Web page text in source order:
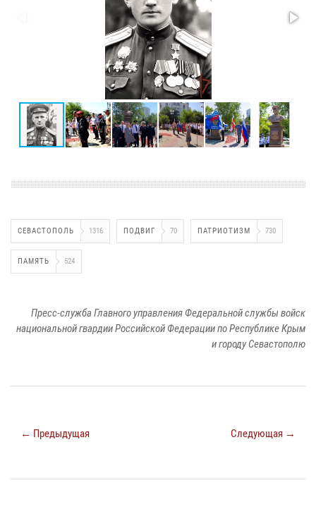
СЕВАСТОПОЛЬ 1316 ПОДВИГ 70 ПАТРИОТИЗМ 730
ПАМЯТЬ 524
Пресс-служба Главного управления Федеральной службы войск
национальной гвардии Российской Федерации по Республике Крым
и городу Севастополю
← Предыдущая Следующая →